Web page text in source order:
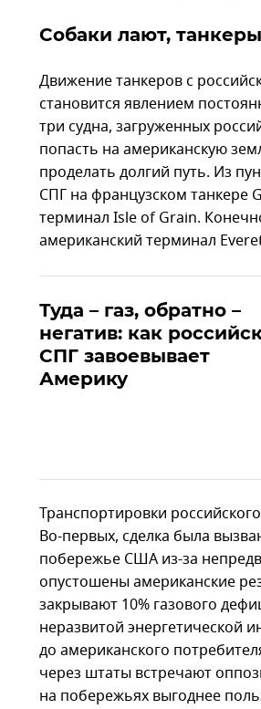
Собаки лают,
Движение танкеров с
становится явлением
три судна, загруженных
попасть на американскую
проделать долгий путь. Из
СПГ на французском танкере
терминал Isle of Grain.
американский терминал
Туда – газ, обратно –
негатив: как
СПГ завоевывает
Америку
Транспортировки
Во-первых, сделка была
побережье США из-за
опустошены американские
закрывают 10% газового
неразвитой энергетической
до американского
через штаты встречают
на побережьях выгоднее